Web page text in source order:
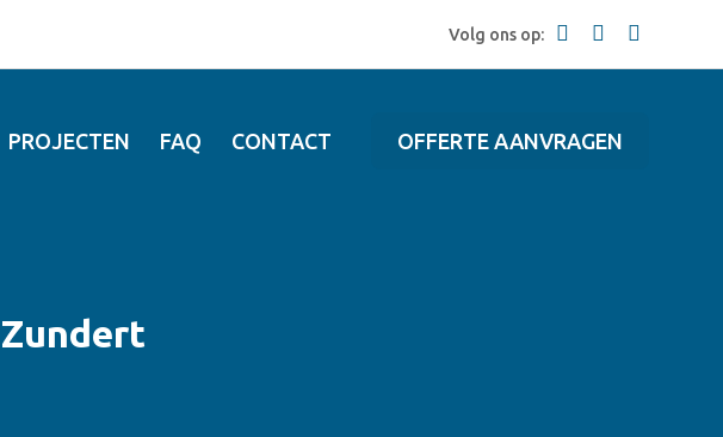
Volg ons op:
PROJECTEN FAQ CONTACT OFFERTE AANVRAGEN